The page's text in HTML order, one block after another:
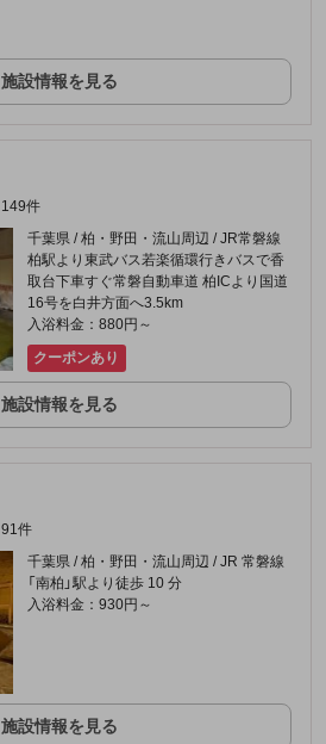
施設情報を見る
149件
千葉県 / 柏・野田・流山周辺 / JR常磐線
柏駅より東武バス若楽循環行きバスで香
取台下車すぐ常磐自動車道 柏ICより国道
16号を白井方面へ3.5km
入浴料金：880円～
クーポンあり
施設情報を見る
91件
千葉県 / 柏・野田・流山周辺 / JR 常磐線
「南柏」駅より徒歩 10 分
入浴料金：930円～
施設情報を見る